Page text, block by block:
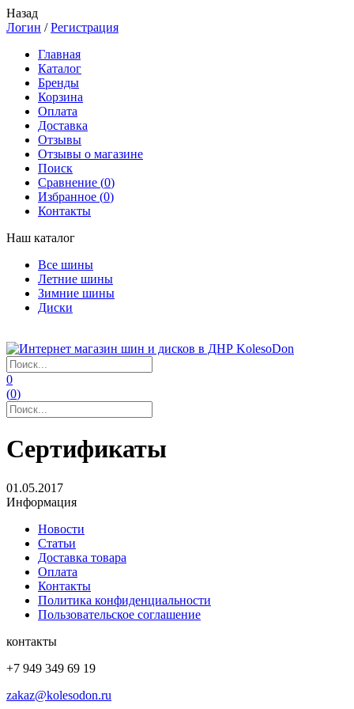
Назад
Логин /Регистрация
Главная
Каталог
Бренды
Корзина
Оплата
Доставка
Отзывы
Отзывы о магазине
Поиск
Сравнение (0)
Избранное (0)
Контакты
Наш каталог
Все шины
Летние шины
Зимние шины
Диски
0
(0)
Сертификаты
01.05.2017
Информация
Новости
Статьи
Доставка товара
Оплата
Контакты
Политика конфиденциальности
Пользовательское соглашение
контакты
+7 949 349 69 19
zakaz@kolesodon.ru